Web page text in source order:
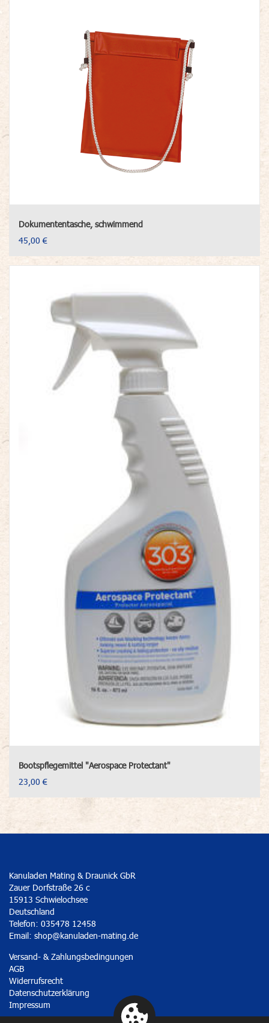
Dokumententasche, schwimmend
45,00 €
Bootspflegemittel "Aerospace Protectant"
23,00 €
Kanuladen Mating & Draunick GbR
Zauer Dorfstraße 26 c
15913 Schwielochsee
Deutschland
Telefon: 035478 12458
Email: shop@kanuladen-mating.de
Versand- & Zahlungsbedingungen
AGB
Widerrufsrecht
Datenschutzerklärung
Impressum